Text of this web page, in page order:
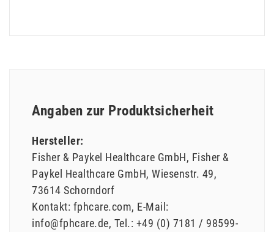
Angaben zur Produktsicherheit
Hersteller:
Fisher & Paykel Healthcare GmbH Fisher &
Paykel Healthcare GmbH Wiesenstr. 49
73614 Schorndorf
Kontakt: fphcare.com E-Mail:
info@fphcare.de Tel.: +49 (0) 7181 / 98599-